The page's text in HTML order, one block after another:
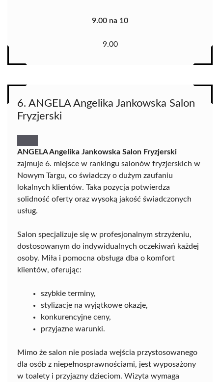
9.00 na 10
9.00
6. ANGELA Angelika Jankowska Salon
Fryzjerski
ANGELA Angelika Jankowska Salon Fryzjerski
zajmuje 6. miejsce w rankingu salonów fryzjerskich w
Nowym Targu, co świadczy o dużym zaufaniu
lokalnych klientów. Taka pozycja potwierdza
solidność oferty oraz wysoką jakość świadczonych
usług.
Salon specjalizuje się w profesjonalnym strzyżeniu,
dostosowanym do indywidualnych oczekiwań każdej
osoby. Miła i pomocna obsługa dba o komfort
klientów, oferując:
szybkie terminy,
stylizacje na wyjątkowe okazje,
konkurencyjne ceny,
przyjazne warunki.
Mimo że salon nie posiada wejścia przystosowanego
dla osób z niepełnosprawnościami, jest wyposażony
w toalety i przyjazny dzieciom. Wizyta wymaga